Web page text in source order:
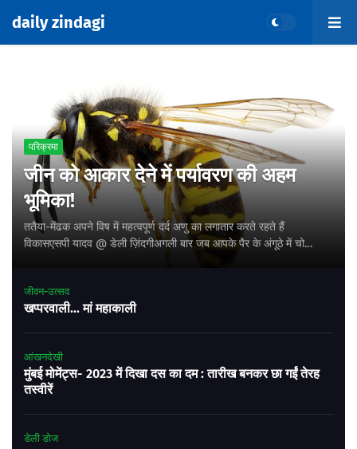
daily zindagi
परिक्रमा
जीन को आकार देने में पर्यावरण की अहम
भूमिका!
ततैया-मेंढक अपने विष में महत्वपूर्ण दर्द अणु का लगातार करते रहते हैं
विकासएसपी यादव @ डेली ज़िंदगीअगली बार जब आपके पैर के अंगूठे में चोट
जीवन-उत्सव
खप्परवाली... मां महाकाली
आंखनदेखी
मुंबई मोमेंट्स- 2023 में दिखा दस का दम : तारीख बनकर छा गईं तेरह
तस्वीरें
डेली डोज